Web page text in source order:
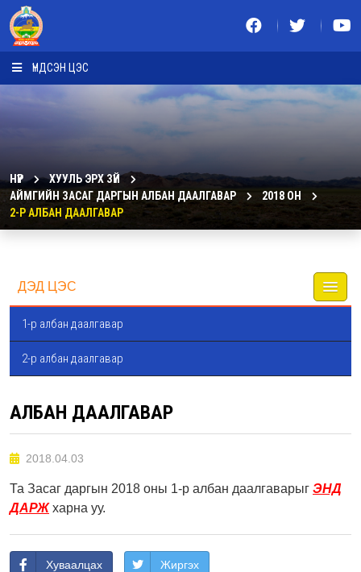
ҮНДСЭН ЦЭС
НҮҮР
ХУУЛЬ ЭРХ ЗҮЙ
АЙМГИЙН ЗАСАГ ДАРГЫН АЛБАН ДААЛГАВАР
2018 ОН
2-Р АЛБАН ДААЛГАВАР
ДЭД ЦЭС
1-р албан даалгавар
2-р албан даалгавар
АЛБАН ДААЛГАВАР
2018.04.03
Та Засаг даргын 2018 оны 1-р албан даалгаварыг ЭНД
ДАРЖхарна уу.
Хуваалцах Жиргэх